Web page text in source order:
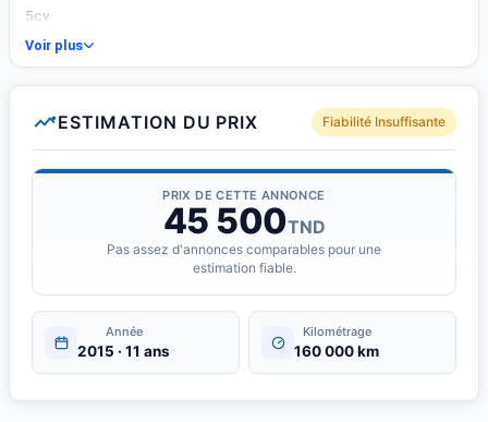
5cv
Essence
Boîte manuelle
Régulateur/ limiteir de vitesse
Commandes au voulant
Détecteur de lumière
Assistance démarrage en côte
Entretenue chez maison audi avec factures
Jamais accidentée
Prix : 45500dt
Légèrement négociable
Voir plus
ESTIMATION DU PRIX Fiabilité Insuffisante
PRIX DE CETTE ANNONCE
45 500TND
Pas assez d'annonces comparables pour une
estimation fiable.
Année
2015 · 11 ans
Kilométrage
160 000 km